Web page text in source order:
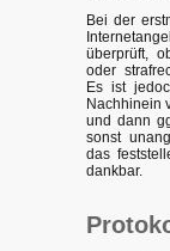
Bei der
überprüft,
oder
Es ist
Nachhinein
und dann
sonst
das
dankbar.